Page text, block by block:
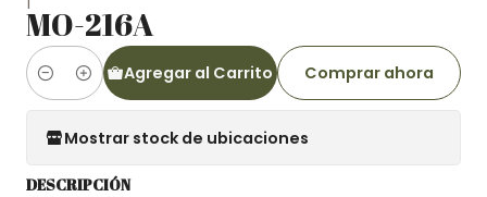
MO-216A
Cantidad
Agregar al Carrito Comprar ahora
Mostrar stock de ubicaciones
DESCRIPCIÓN